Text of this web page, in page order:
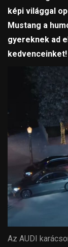
képi világgal
Mustang a
gyereknek ad
kedvenceinket!
Az AUDI